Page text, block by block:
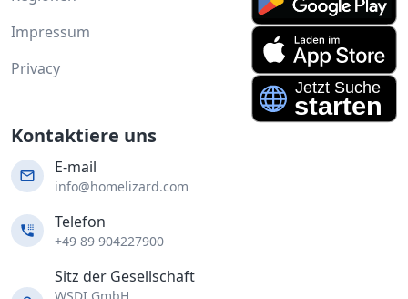
Impressum
Privacy
Kontaktiere uns
E-mail
info@homelizard.com
Telefon
+49 89 904227900
Sitz der Gesellschaft